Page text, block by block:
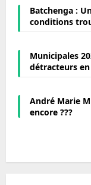
Batchenga :
conditions
Municipales
détracteurs
André Marie
encore ???